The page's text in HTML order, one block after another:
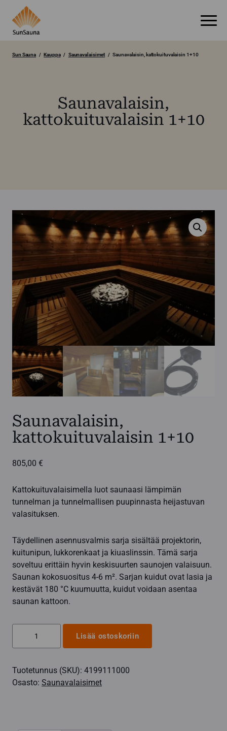
Saunavalaisin,
kattokuituvalaisin 1+10
Sun Sauna Kauppa Saunavalaisimet Saunavalaisin, kattokuituvalaisin 1+10
Saunavalaisin,
kattokuituvalaisin 1+10
805,00 €
Kattokuituvalaisimella luot saunaasi lämpimän
tunnelman ja tunnelmallisen puupinnasta heijastuvan
valasituksen.
Täydellinen asennusvalmis sarja sisältää projektorin,
kuitunipun, lukkorenkaat ja kiuaslinssin. Tämä sarja
soveltuu erittäin hyvin keskisuurten saunojen valaisuun.
Saunan kokosuositus 4-6 m². Sarjan kuidut ovat lasia ja
kestävät 180 °C kuumuutta, kuidut voidaan asentaa
saunan kattoon.
määrä
Lisää ostoskoriin
Tuotetunnus (SKU): 4199111000
Osasto: Saunavalaisimet